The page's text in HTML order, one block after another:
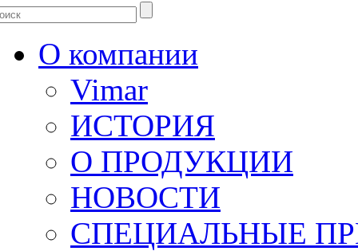
О компании
Vimar
ИСТОРИЯ
О ПРОДУКЦИИ
НОВОСТИ
СПЕЦИАЛЬНЫЕ